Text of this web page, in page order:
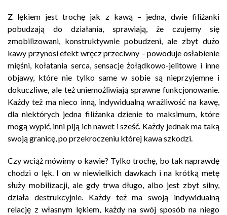
Z lękiem jest trochę jak z kawą – jedna, dwie filiżanki
pobudzają do działania, sprawiają, że czujemy się
zmobilizowani, konstruktywnie pobudzeni, ale zbyt dużo
kawy przynosi efekt wręcz przeciwny – powoduje osłabienie
mięśni, kołatania serca, sensacje żołądkowo-jelitowe i inne
objawy, które nie tylko same w sobie są nieprzyjemne i
dokuczliwe, ale też uniemożliwiają sprawne funkcjonowanie.
Każdy też ma nieco inną, indywidualną wrażliwość na kawę,
dla niektórych jedna filiżanka dzienie to maksimum, które
mogą wypić, inni piją ich nawet i sześć. Każdy jednak ma taką
swoją granicę, po przekroczeniu której kawa szkodzi.
Czy wciąż mówimy o kawie? Tylko trochę, bo tak naprawdę
chodzi o lęk. I on w niewielkich dawkach i na krótką metę
służy mobilizacji, ale gdy trwa długo, albo jest zbyt silny,
działa destrukcyjnie. Każdy też ma swoją indywidualną
relację z własnym lękiem, każdy na swój sposób na niego